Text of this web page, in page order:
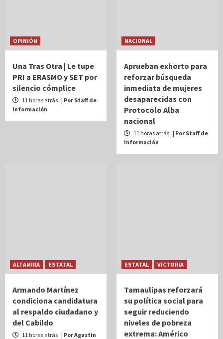
OPINIÓN
Una Tras Otra | Le tupe
PRI a ERASMO y SET por
silencio cómplice
11 horas atrás | Por Staff de
Información
NACIONAL
Aprueban exhorto para
reforzar búsqueda
inmediata de mujeres
desaparecidas con
Protocolo Alba
nacional
11 horas atrás | Por Staff de
Información
ALTAMIRA ESTATAL
Armando Martínez
condiciona candidatura
al respaldo ciudadano y
del Cabildo
11 horas atrás | Por Agustin
ESTATAL VICTORIA
Tamaulipas reforzará
su política social para
seguir reduciendo
niveles de pobreza
extrema: Américo